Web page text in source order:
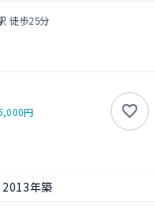
徒歩25分
円
年築